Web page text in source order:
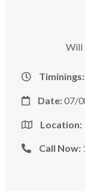
Will
Timinings:
Date:07/
Location:
Call Now: